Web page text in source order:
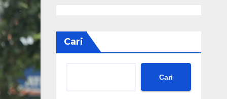
Cari
Cari